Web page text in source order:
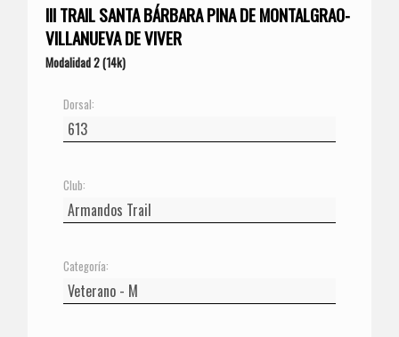
III TRAIL SANTA BÁRBARA PINA DE MONTALGRAO-
VILLANUEVA DE VIVER
Modalidad 2 (14k)
Dorsal:
Club:
Categoría: